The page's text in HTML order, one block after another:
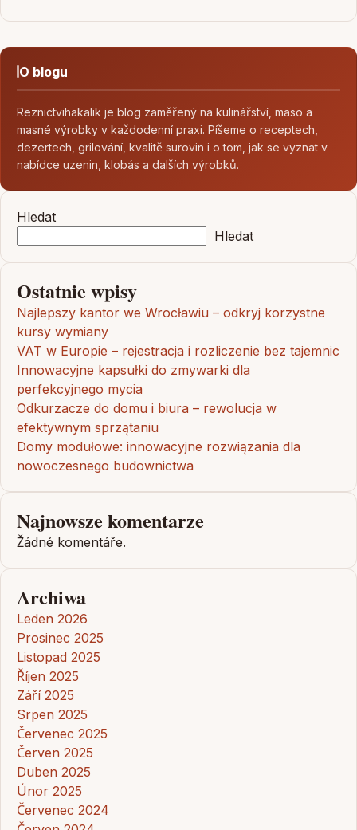
O blogu
Reznictvihakalik je blog zaměřený na kulinářství, maso a
masné výrobky v každodenní praxi. Píšeme o receptech,
dezertech, grilování, kvalitě surovin i o tom, jak se vyznat v
nabídce uzenin, klobás a dalších výrobků.
Hledat
Hledat
Ostatnie wpisy
Najlepszy kantor we Wrocławiu – odkryj korzystne
kursy wymiany
VAT w Europie – rejestracja i rozliczenie bez tajemnic
Innowacyjne kapsułki do zmywarki dla
perfekcyjnego mycia
Odkurzacze do domu i biura – rewolucja w
efektywnym sprzątaniu
Domy modułowe: innowacyjne rozwiązania dla
nowoczesnego budownictwa
Najnowsze komentarze
Žádné komentáře.
Archiwa
Leden 2026
Prosinec 2025
Listopad 2025
Říjen 2025
Září 2025
Srpen 2025
Červenec 2025
Červen 2025
Duben 2025
Únor 2025
Červenec 2024